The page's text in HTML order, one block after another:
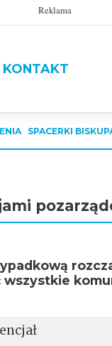
Reklama
KONTAKT
SPACERKI